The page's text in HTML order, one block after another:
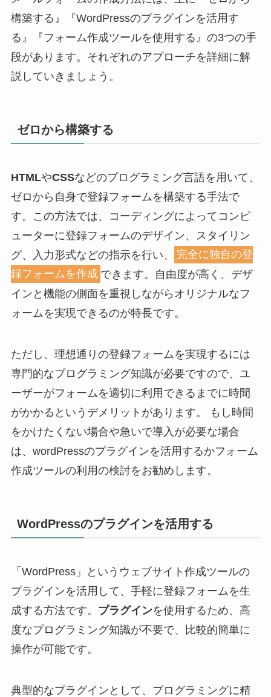
構築する』『WordPressのプラグインを活用す
る』『フォーム作成ツールを使用する』の3つの手
段があります。それぞれのアプローチを詳細に解
説していきましょう。
ゼロから構築する
HTMLやCSSなどのプログラミング言語を用いて、
ゼロから自身で登録フォームを構築する手法で
す。この方法では、コーディングによってコンピ
ューターに登録フォームのデザイン、スタイリン
グ、入力形式などの指示を行い、
完全に独自の登
録フォームを作成 できます。自由度が高く、デザ
インと機能の側面を重視しながらオリジナルなフ
ォームを実現できるのが特長です。
ただし、理想通りの登録フォームを実現するには
専門的なプログラミング知識が必要ですので、ユ
ーザーがフォームを適切に利用できるまでに時間
がかかるというデメリットがあります。 もし時間
をかけたくない場合や急いで導入が必要な場合
は、wordPressのプラグインを活用するかフォーム
作成ツールの利用の検討をお勧めします。
WordPressのプラグインを活用する
「WordPress」というウェブサイト作成ツールの
プラグインを活用して、手軽に登録フォームを生
成する方法です。 プラグインを使用するため、高
度なプログラミング知識が不要で、比較的簡単に
操作が可能です。
典型的なプラグインとして、プログラミングに精